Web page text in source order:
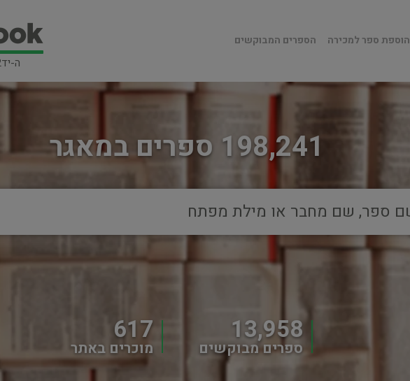
ה-יד2 של הספרים המשומשים
הוספת ספר למכירה הספרים המבוקשים
198,241 ספרים במאגר
13,958
ספרים מבוקשים
617
מוכרים באתר